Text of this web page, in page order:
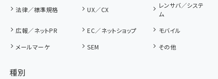
法律／標準規格 UX／CX
レンサバ／システ
ム
広報／ネットPR
EC／ネットショップ
モバイル
メールマーケ
SEM その他
種別